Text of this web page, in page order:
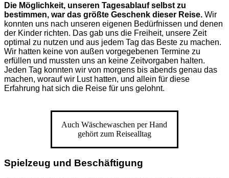
Die Möglichkeit, unseren Tagesablauf selbst zu
bestimmen, war das größte Geschenk dieser Reise. Wir
konnten uns nach unseren eigenen Bedürfnissen und denen
der Kinder richten. Das gab uns die Freiheit, unsere Zeit
optimal zu nutzen und aus jedem Tag das Beste zu machen.
Wir hatten keine von außen vorgegebenen Termine zu
erfüllen und mussten uns an keine Zeitvorgaben halten.
Jeden Tag konnten wir von morgens bis abends genau das
machen, worauf wir Lust hatten, und allein für diese
Erfahrung hat sich die Reise für uns gelohnt.
Auch Wäschewaschen per Hand
gehört zum Reisealltag
Spielzeug und Beschäftigung